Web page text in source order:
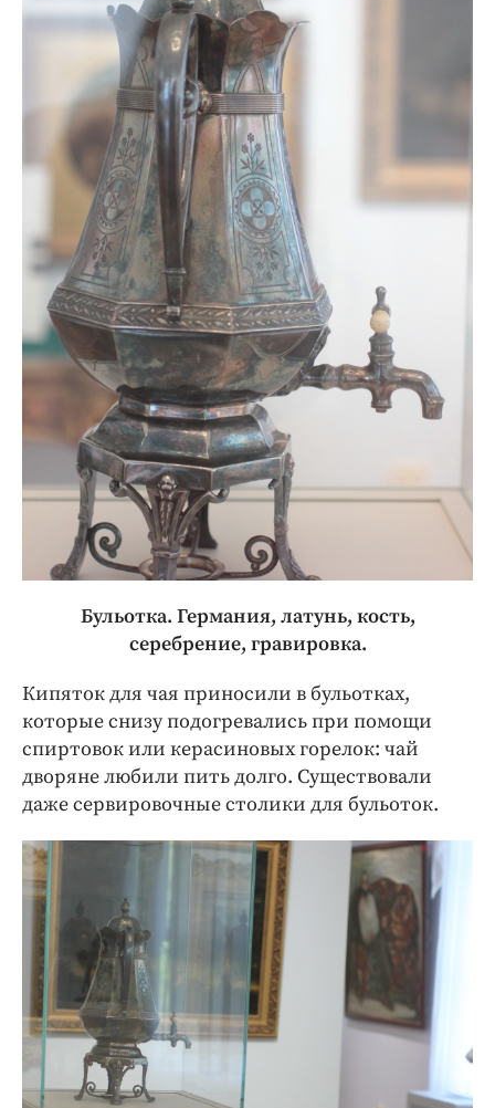
Бульотка. Германия, латунь, кость,
серебрение, гравировка.
Кипяток для чая приносили в бульотках,
которые снизу подогревались при помощи
спиртовок или керасиновых горелок: чай
дворяне любили пить долго. Существовали
даже сервировочные столики для бульоток.